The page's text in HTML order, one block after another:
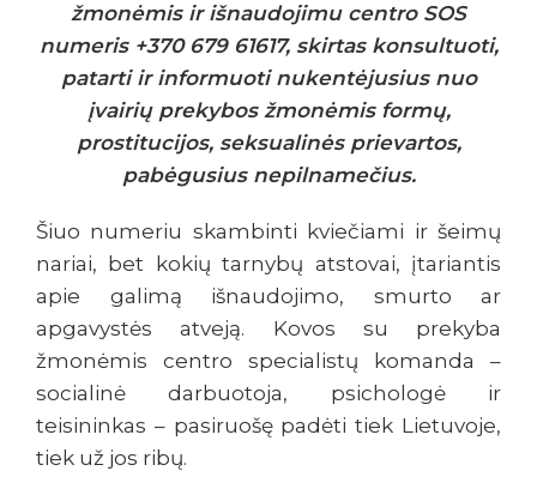
žmonėmis ir išnaudojimu centro SOS
numeris +370 679 61617, skirtas konsultuoti,
patarti ir informuoti nukentėjusius nuo
įvairių prekybos žmonėmis formų,
prostitucijos, seksualinės prievartos,
pabėgusius nepilnamečius.
Šiuo numeriu skambinti kviečiami ir šeimų
nariai, bet kokių tarnybų atstovai, įtariantis
apie galimą išnaudojimo, smurto ar
apgavystės atveją. Kovos su prekyba
žmonėmis centro specialistų komanda –
socialinė darbuotoja, psichologė ir
teisininkas – pasiruošę padėti tiek Lietuvoje,
tiek už jos ribų.